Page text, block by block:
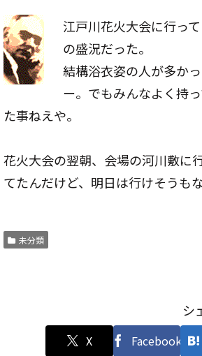
江戸川花火大会に行っ
の盛況だった。
結構浴衣姿の人が多か
ー。でもみんなよく持
た事ねえや。
花火大会の翌朝、会場の河川敷に
てたんだけど、明日は行けそうも
未分類
シ
X Facebook